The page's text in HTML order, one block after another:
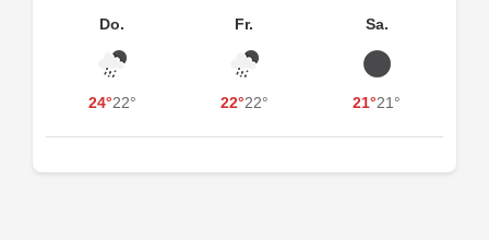
Do.
24°22°
Fr.
22°22°
Sa.
21°21°